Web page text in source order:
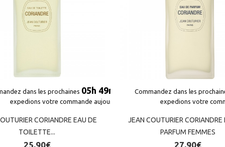
dans les prochaines 05h 49m 36s
et nous
expedions votre commande aujourd'hui*
CORIANDRE EAU DE
TOILETTE...
25,90€
dans les prochaines 05h 49m 36s
et nous
expedions votre commande aujourd'hui*
CORIANDRE EAU DE
TOILETTE...
25,90€
Commandez dans les
expedions votre
JEAN COUTURIER CORIANDRE
PARFUM FEMMES
27,90€
Commandez dans les
expedions votre
JEAN COUTURIER CORIANDRE
PARFUM FEMMES
27,90€